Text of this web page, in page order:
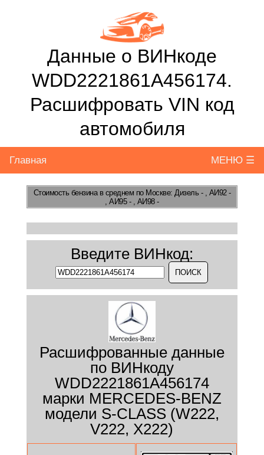
Данные о ВИНкоде
WDD2221861A456174.
Расшифровать VIN код
автомобиля
Главная МЕНЮ ☰
Стоимость бензинав среднем по Москве: Дизель - , АИ92 -
, АИ95 - , АИ98 -
Введите ВИНкод:
Расшифрованные данные
по ВИНкоду
WDD2221861A456174
марки MERCEDES-BENZ
модели S-CLASS (W222,
V222, X222)